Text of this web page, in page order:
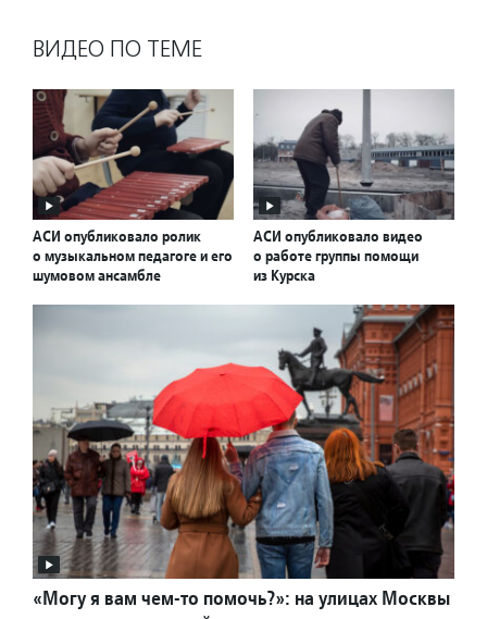
ВИДЕО ПО ТЕМЕ
АСИ опубликовало ролик
о музыкальном педагоге и его
шумовом ансамбле
АСИ опубликовало видео
о работе группы помощи
из Курска
«Могу я вам чем-то помочь?»: на улицах Москвы